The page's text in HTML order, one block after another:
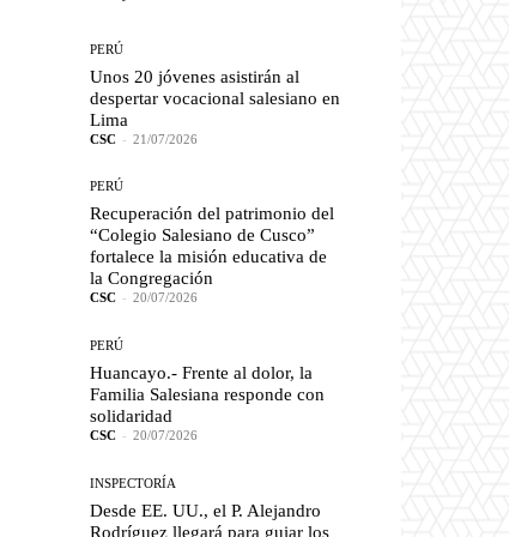
PERÚ
Unos 20 jóvenes asistirán al
despertar vocacional salesiano en
Lima
CSC - 21/07/2026
PERÚ
Recuperación del patrimonio del
“Colegio Salesiano de Cusco”
fortalece la misión educativa de
la Congregación
CSC - 20/07/2026
PERÚ
Huancayo.- Frente al dolor, la
Familia Salesiana responde con
solidaridad
CSC - 20/07/2026
INSPECTORÍA
Desde EE. UU., el P. Alejandro
Rodríguez llegará para guiar los